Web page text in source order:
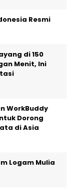
Resmi
di 150
Menit, Ini
WorkBuddy
Dorong
di Asia
Logam Mulia